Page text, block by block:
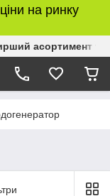
на ринку
асортимент